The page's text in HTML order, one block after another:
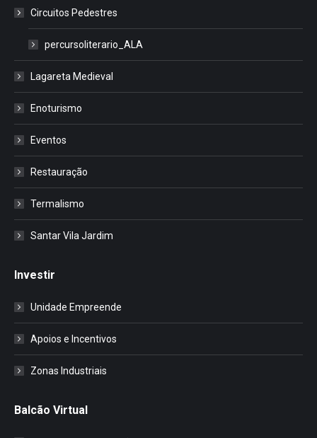
Circuitos Pedestres
percursoliterario_ALA
Lagareta Medieval
Enoturismo
Eventos
Restauração
Termalismo
Santar Vila Jardim
Investir
Unidade Empreende
Apoios e Incentivos
Zonas Industriais
Balcão Virtual